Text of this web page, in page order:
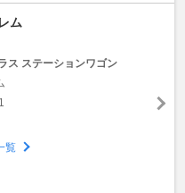
ム
ス ステーションワゴン
覧